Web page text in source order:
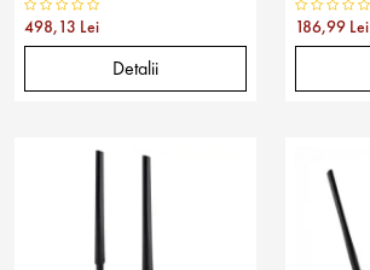
498,13 Lei
Detalii
186,99 Lei